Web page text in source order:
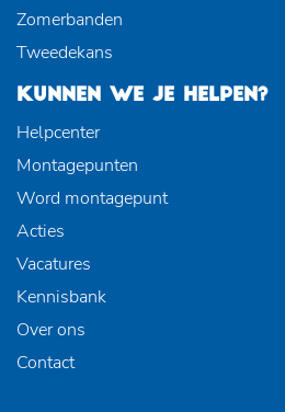
Zomerbanden
Tweedekans
KUNNEN WE JE HELPEN?
Helpcenter
Montagepunten
Word montagepunt
Acties
Vacatures
Kennisbank
Over ons
Contact